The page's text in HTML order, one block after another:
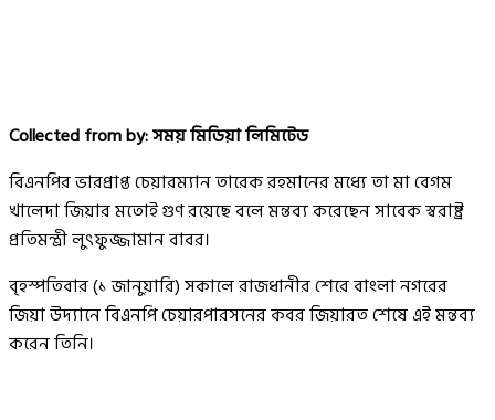
Collected from by: সময় মিডিয়া লিমিটেড
বিএনপির ভারপ্রাপ্ত চেয়ারম্যান তারেক রহমানের মধ্যে তা মা বেগম
খালেদা জিয়ার মতোই গুণ রয়েছে বলে মন্তব্য করেছেন সাবেক স্বরাষ্ট্র
প্রতিমন্ত্রী লুৎফুজ্জামান বাবর।
বৃহস্পতিবার (১ জানুয়ারি) সকালে রাজধানীর শেরে বাংলা নগরের
জিয়া উদ্যানে বিএনপি চেয়ারপারসনের কবর জিয়ারত শেষে এই মন্তব্য
করেন তিনি।